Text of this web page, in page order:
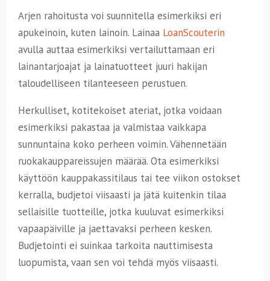
Arjen rahoitusta voi suunnitella esimerkiksi eri
apukeinoin, kuten lainoin. Lainaa LoanScouterin
avulla auttaa esimerkiksi vertailuttamaan eri
lainantarjoajat ja lainatuotteet juuri hakijan
taloudelliseen tilanteeseen perustuen.
Herkulliset, kotitekoiset ateriat, jotka voidaan
esimerkiksi pakastaa ja valmistaa vaikkapa
sunnuntaina koko perheen voimin. Vähennetään
ruokakauppareissujen määrää. Ota esimerkiksi
käyttöön kauppakassitilaus tai tee viikon ostokset
kerralla, budjetoi viisaasti ja jätä kuitenkin tilaa
sellaisille tuotteille, jotka kuuluvat esimerkiksi
vapaapäiville ja jaettavaksi perheen kesken.
Budjetointi ei suinkaa tarkoita nauttimisesta
luopumista, vaan sen voi tehdä myös viisaasti.